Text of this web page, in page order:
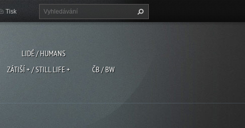
LIDÉ / HUMANS
ZÁTIŠÍ + / STILL LIFE +
ČB / BW
Tisk